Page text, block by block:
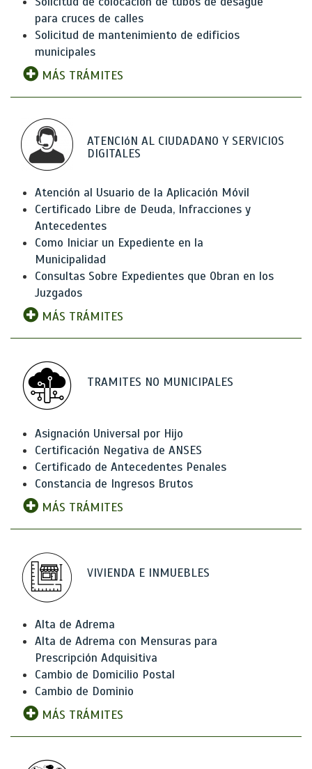
para cruces de calles
Solicitud de mantenimiento de edificios
municipales
MÁS TRÁMITES
ATENCIóN AL CIUDADANO Y SERVICIOS
DIGITALES
Atención al Usuario de la Aplicación Móvil
Certificado Libre de Deuda, Infracciones y
Antecedentes
Como Iniciar un Expediente en la
Municipalidad
Consultas Sobre Expedientes que Obran en los
Juzgados
MÁS TRÁMITES
TRAMITES NO MUNICIPALES
Asignación Universal por Hijo
Certificación Negativa de ANSES
Certificado de Antecedentes Penales
Constancia de Ingresos Brutos
MÁS TRÁMITES
VIVIENDA E INMUEBLES
Alta de Adrema
Alta de Adrema con Mensuras para
Prescripción Adquisitiva
Cambio de Domicilio Postal
Cambio de Dominio
MÁS TRÁMITES